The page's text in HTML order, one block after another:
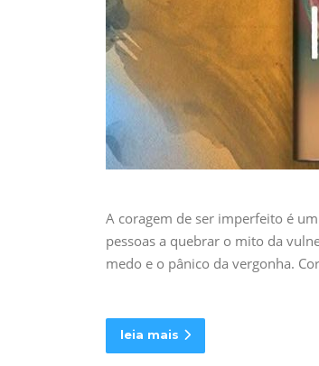
A coragem de ser imperfeito é
pessoas a quebrar o mito da
medo e o pânico da vergonha.
leia mais